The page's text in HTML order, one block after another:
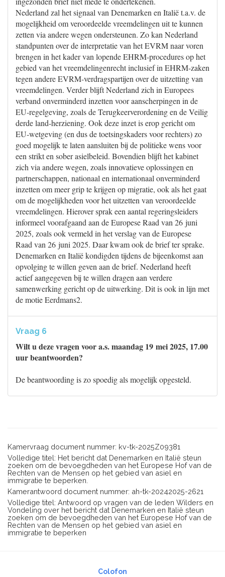
Nederland zal het signaal van Denemarken en Italië t.a.v. de
mogelijkheid om veroordeelde vreemdelingen uit te kunnen
zetten via andere wegen ondersteunen. Zo kan Nederland
standpunten over de interpretatie van het EVRM naar voren
brengen in het kader van lopende EHRM-procedures op het
gebied van het vreemdelingenrecht inclusief in EHRM-zaken
tegen andere EVRM-verdragspartijen over de uitzetting van
vreemdelingen. Verder blijft Nederland zich in Europees
verband onverminderd inzetten voor aanscherpingen in de
EU-regelgeving, zoals de Terugkeerverordening en de Veilig
derde land-herziening. Ook deze inzet is erop gericht om
EU-wetgeving (en dus de toetsingskaders voor rechters) zo
goed mogelijk te laten aansluiten bij de politieke wens voor
een strikt en sober asielbeleid. Bovendien blijft het kabinet
zich via andere wegen, zoals innovatieve oplossingen en
partnerschappen, nationaal en internationaal onverminderd
inzetten om meer grip te krijgen op migratie, ook als het gaat
om de mogelijkheden voor het uitzetten van veroordeelde
vreemdelingen. Hierover sprak een aantal regeringsleiders
informeel voorafgaand aan de Europese Raad van 26 juni
2025, zoals ook vermeld in het verslag van de Europese
Raad van 26 juni 2025. Daar kwam ook de brief ter sprake.
Denemarken en Italië kondigden tijdens de bijeenkomst aan
opvolging te willen geven aan de brief. Nederland heeft
actief aangegeven bij te willen dragen aan verdere
samenwerking gericht op de uitwerking. Dit is ook in lijn met
de motie Eerdmans2.
Vraag 6
Wilt u deze vragen voor a.s. maandag 19 mei 2025, 17.00
uur beantwoorden?
De beantwoording is zo spoedig als mogelijk opgesteld.
Kamervraag document nummer: kv-tk-2025Z09381
Volledige titel: Het bericht dat Denemarken en Italië steun
zoeken om de bevoegdheden van het Europese Hof van de
Rechten van de Mensen op het gebied van asiel en
immigratie te beperken.
Kamerantwoord document nummer: ah-tk-20242025-2621
Volledige titel: Antwoord op vragen van de leden Wilders en
Vondeling over het bericht dat Denemarken en Italië steun
zoeken om de bevoegdheden van het Europese Hof van de
Rechten van de Mensen op het gebied van asiel en
immigratie te beperken
Colofon